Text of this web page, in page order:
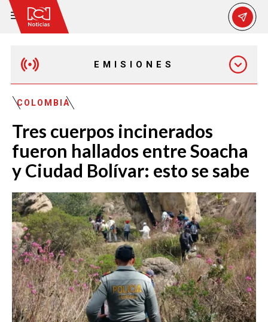
EMISIONES
EMISIÓN 12:30 PM
EMISIÓN 7:00 PM
EMISIÓN 11:30 PM
COLOMBIA
Tres cuerpos incinerados
fueron hallados entre Soacha
y Ciudad Bolívar: esto se sabe